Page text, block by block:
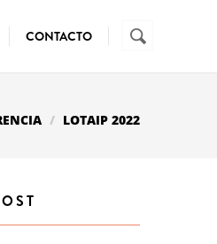
CONTACTO
DE
Buscar
LOTAIP 2022